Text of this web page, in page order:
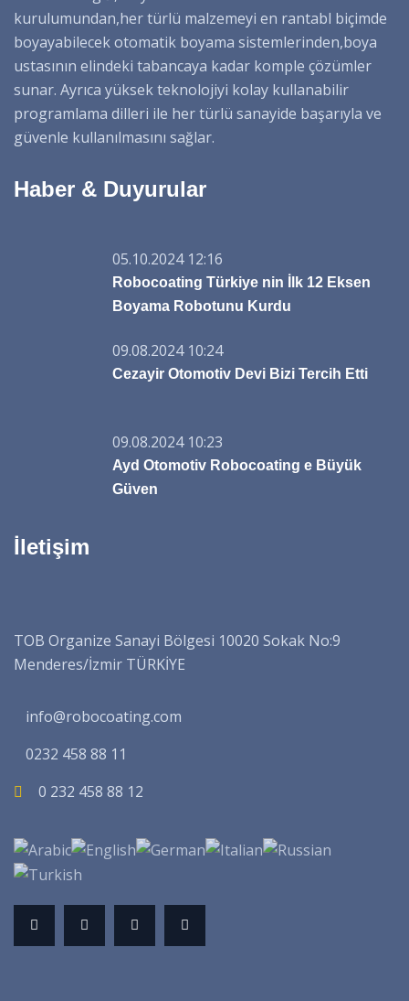
kurulumundan,her türlü malzemeyi en rantabl biçimde
boyayabilecek otomatik boyama sistemlerinden,boya
ustasının elindeki tabancaya kadar komple çözümler
sunar. Ayrıca yüksek teknolojiyi kolay kullanabilir
programlama dilleri ile her türlü sanayide başarıyla ve
güvenle kullanılmasını sağlar.
Haber & Duyurular
05.10.2024 12:16
Robocoating Türkiye nin İlk 12 Eksen
Boyama Robotunu Kurdu
09.08.2024 10:24
Cezayir Otomotiv Devi Bizi Tercih Etti
09.08.2024 10:23
Ayd Otomotiv Robocoating e Büyük
Güven
İletişim
TOB Organize Sanayi Bölgesi 10020 Sokak No:9
Menderes/İzmir TÜRKİYE
info@robocoating.com
0232 458 88 11
0 232 458 88 12